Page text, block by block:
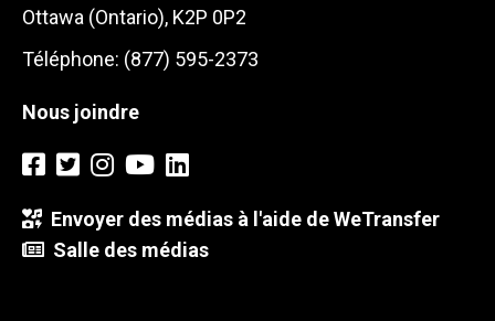
Ottawa (Ontario), K2P 0P2
Téléphone: (877) 595-2373
Nous joindre
Envoyer des médias à l'aide de WeTransfer
Salle des médias